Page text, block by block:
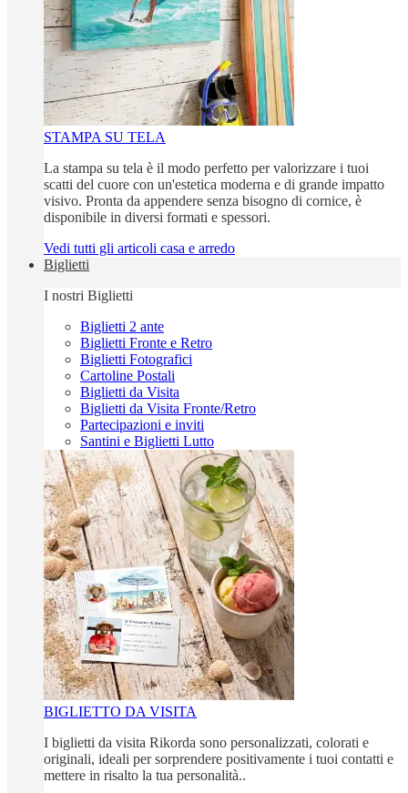
STAMPA SU TELA
La stampa su tela è il modo perfetto per valorizzare i tuoi
scatti del cuore con un'estetica moderna e di grande impatto
visivo. Pronta da appendere senza bisogno di cornice, è
disponibile in diversi formati e spessori.
Vedi tutti gli articoli casa e arredo
Biglietti
I nostri Biglietti
Biglietti 2 ante
Biglietti Fronte e Retro
Biglietti Fotografici
Cartoline Postali
Biglietti da Visita
Biglietti da Visita Fronte/Retro
Partecipazioni e inviti
Santini e Biglietti Lutto
BIGLIETTO DA VISITA
I biglietti da visita Rikorda sono personalizzati, colorati e
originali, ideali per sorprendere positivamente i tuoi contatti e
mettere in risalto la tua personalità..